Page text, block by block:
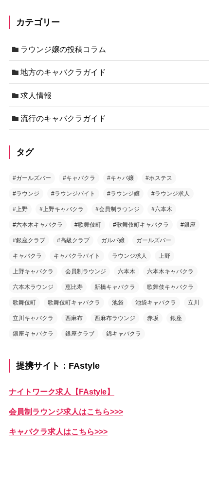
カテゴリー
ラウンジ嬢の投稿コラム
地方のキャバクラガイド
求人情報
流行のキャバクラガイド
タグ
#ガールズバー #キャバクラ #キャバ嬢 #ホステス
#ラウンジ #ラウンジバイト #ラウンジ嬢 #ラウンジ求人
#上野 #上野キャバクラ #会員制ラウンジ #六本木
#六本木キャバクラ #歌舞伎町 #歌舞伎町キャバクラ #銀座
#銀座クラブ #高級クラブ ガルバ嬢 ガールズバー
キャバクラ キャバクラバイト ラウンジ求人 上野
上野キャバクラ 会員制ラウンジ 六本木 六本木キャバクラ
六本木ラウンジ 恵比寿 新橋キャバクラ 歌舞伎キャバクラ
歌舞伎町 歌舞伎町キャバクラ 池袋 池袋キャバクラ 立川
立川キャバクラ 西麻布 西麻布ラウンジ 赤坂 銀座
銀座キャバクラ 銀座クラブ 錦キャバクラ
提携サイト：FAstyle
ナイトワーク求人【FAstyle】
会員制ラウンジ求人はこちら>>>
キャバクラ求人はこちら>>>